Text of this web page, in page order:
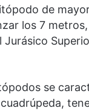
de
los 7
Jurásico
se
Nacional
un
nuevo
el
arte
para el arte y la